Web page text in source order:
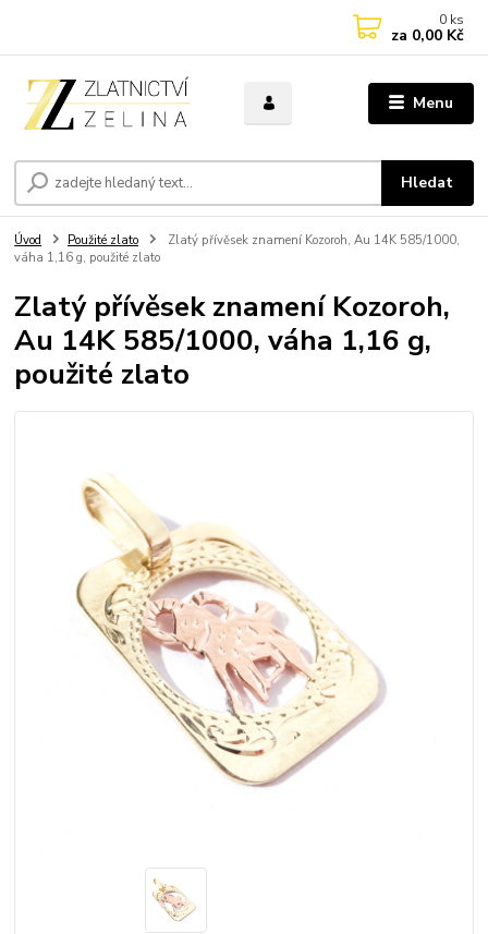
Menu
Hledat
0 ks
za 0,00 Kč
Úvod Použité zlato
Zlatý přívěsek znamení Kozoroh, Au 14K 585/1000,
váha 1,16 g, použité zlato
Zlatý přívěsek znamení Kozoroh,
Au 14K 585/1000, váha 1,16 g,
použité zlato